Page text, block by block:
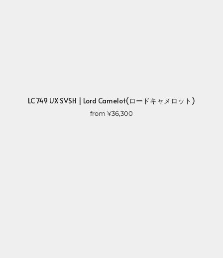
LC 749 UX SVSH | Lord Camelot(ロードキャメロット)
from ¥36,300